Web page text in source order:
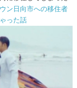
ン日向市への移住者
った話